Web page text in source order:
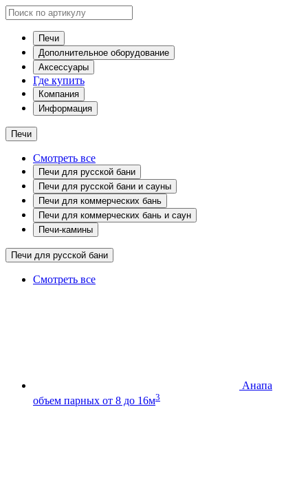
Печи
Дополнительное оборудование
Аксессуары
Где купить
Компания
Информация
Печи
Смотреть все
Печи для русской бани
Печи для русской бани и сауны
Печи для коммерческих бань
Печи для коммерческих бань и саун
Печи-камины
Печи для русской бани
Смотреть все
Анапа
объем парных от 8 до 16м3